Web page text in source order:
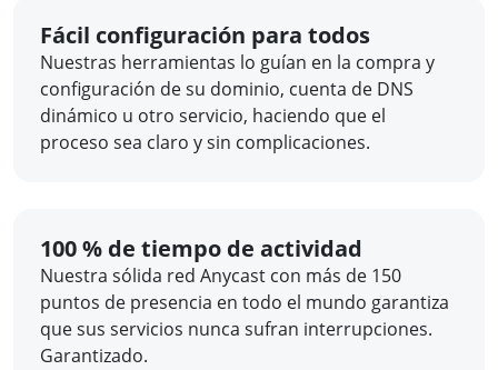
Fácil configuración para todos
Nuestras herramientas lo guían en la compra y
configuración de su dominio, cuenta de DNS
dinámico u otro servicio, haciendo que el
proceso sea claro y sin complicaciones.
100 % de tiempo de actividad
Nuestra sólida red Anycast con más de 150
puntos de presencia en todo el mundo garantiza
que sus servicios nunca sufran interrupciones.
Garantizado.